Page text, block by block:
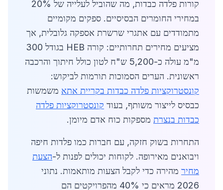
קורות פלדה כבדות, מה שהוביל לעלייה של 20%
במחירי החומרים הבסיסיים. ספקים מקומיים
מתמודדים עם אתגרי שרשרת אספקה גלובלית, אך
מציעים מחירים תחרותיים: קורה HEB בגודל 300
מ"מ עולה כ-5,200 ש"ח לטון כולל חיתוך והרכבה
ראשונית. הערים הסמוכות תורמות לביקוש:
קונסטרוקציות פלדה כבדות בקריית אתא משמשות
כבסיס לייצור משותף, בעוד קונסטרוקציות פלדה
כבדות בנצרת מספקות כוח אדם מיומן.
התחרות בשוק חזקה, עם חברות כמו פלדות חיפה
ויבואנים מאירופה. לקוחות יכולים לפנות ל-הצעת
מחיר מהירה כדי לקבל הצעות מותאמות. נתוני
2026 מראים כי 40% מהפרויקטים הם